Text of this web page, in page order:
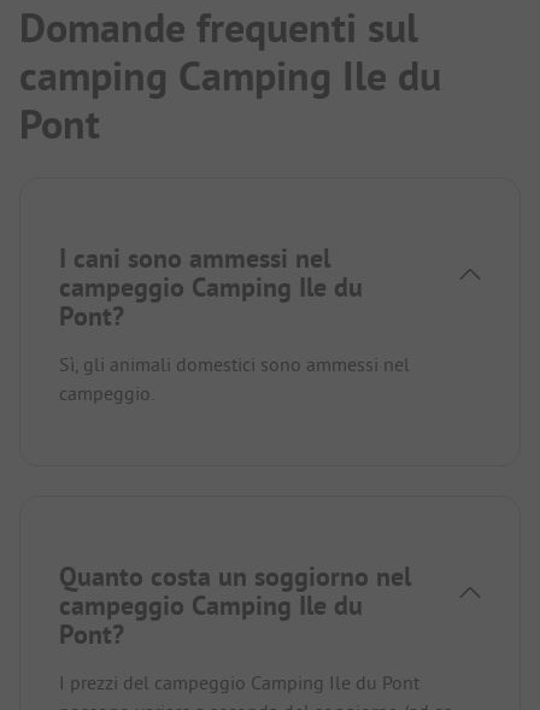
Domande frequenti sul
camping Camping Ile du
Pont
I cani sono ammessi nel
campeggio Camping Ile du
Pont?
Sì, gli animali domestici sono ammessi nel
campeggio.
Quanto costa un soggiorno nel
campeggio Camping Ile du
Pont?
I prezzi del campeggio Camping Ile du Pont